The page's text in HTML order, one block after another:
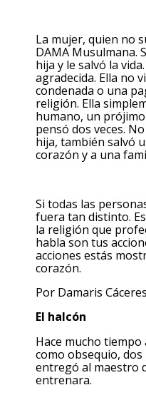
La mujer, quien no
DAMA Musulmana.
hija y le salvó la
agradecida. Ella no
condenada o una
religión. Ella
humano, un
pensó dos veces.
hija, también salvó
corazón y a una
Si todas las
fuera tan distinto.
la religión que
habla son tus
acciones estás
corazón.
Por Damaris
El halcón
Hace mucho
como obsequio,
entregó al maestro
entrenara.